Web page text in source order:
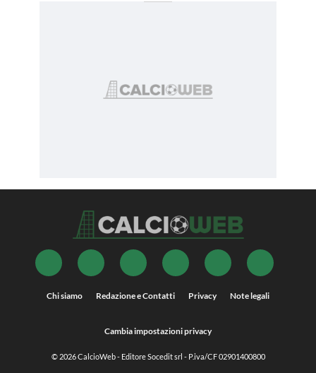
Chi siamo Redazione e Contatti Privacy Note legali
Cambia impostazioni privacy
© 2026CalcioWeb- Editore Socedit srl - P.iva/CF 02901400800